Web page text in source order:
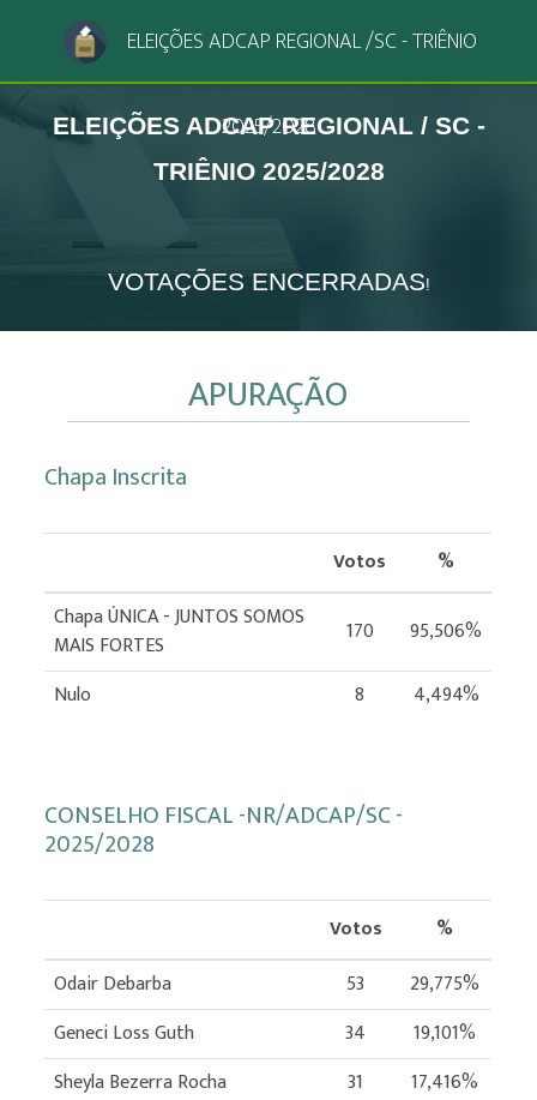
ELEIÇÕES ADCAP REGIONAL /SC - TRIÊNIO
2025/2028
ELEIÇÕES ADCAP REGIONAL / SC -
TRIÊNIO 2025/2028
VOTAÇÕES ENCERRADAS!
APURAÇÃO
Chapa Inscrita
Votos
%
Chapa ÚNICA - JUNTOS SOMOS
MAIS FORTES
170
95,506%
Nulo
8 4,494%
CONSELHO FISCAL -NR/ADCAP/SC -
2025/2028
Votos
%
Odair Debarba
53
29,775%
Geneci Loss Guth
34
19,101%
Sheyla Bezerra Rocha
31
17,416%